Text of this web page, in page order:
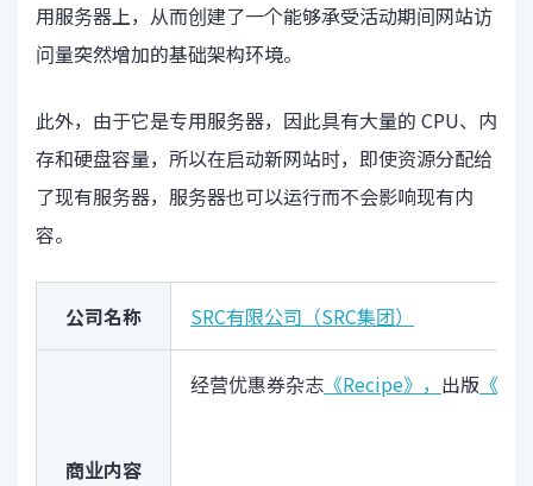
用服务器上，从而创建了一个能够承受活动期间网站访
问量突然增加的基础架构环境。
此外，由于它是专用服务器，因此具有大量的 CPU、内
存和硬盘容量，所以在启动新网站时，即使资源分配给
了现有服务器，服务器也可以运行而不会影响现有内
容。
公司名称 SRC有限公司（SRC集团）
商业内容
经营优惠券杂志 《Recipe》， 出版 《午